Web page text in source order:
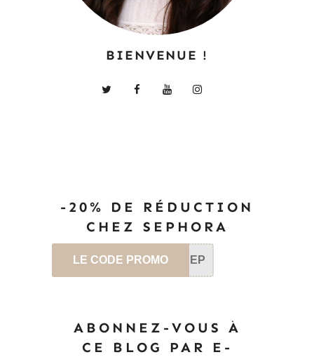
BIENVENUE !
-20% DE RÉDUCTION
CHEZ SEPHORA
LE CODE PROMO SEP
ABONNEZ-VOUS À
CE BLOG PAR E-